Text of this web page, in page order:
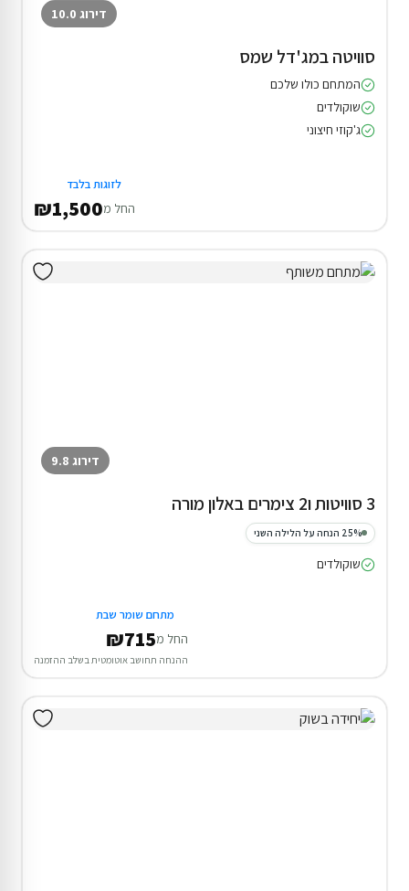
דירוג 10.0
סוויטה במג'דל שמס
המתחם כולו שלכם
שוקולדים
ג'קוזי חיצוני
לזוגות בלבד
החל מ₪1,500
דירוג 9.8
3 סוויטות ו2 צימרים באלון מורה
25% הנחה על הלילה השני
שוקולדים
מתחם שומר שבת
החל מ₪715
ההנחה תחושב אוטומטית בשלב ההזמנה